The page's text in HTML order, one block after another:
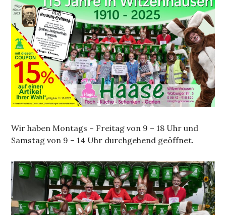
Wir haben Montags – Freitag von 9 – 18 Uhr und
Samstag von 9 – 14 Uhr durchgehend geöffnet.